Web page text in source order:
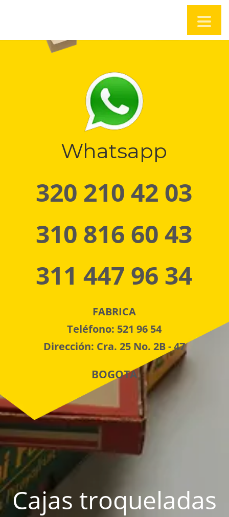
Whatsapp
320 210 42 03
310 816 60 43
311 447 96 34
FABRICA
Teléfono: 521 96 54
Dirección: Cra. 25 No. 2B - 47
BOGOTA
Cajas troqueladas